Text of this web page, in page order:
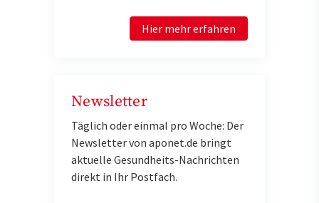
Hier mehr erfahren
Newsletter
Täglich oder einmal pro Woche: Der
Newsletter von aponet.de bringt
aktuelle Gesundheits-Nachrichten
direkt in Ihr Postfach.